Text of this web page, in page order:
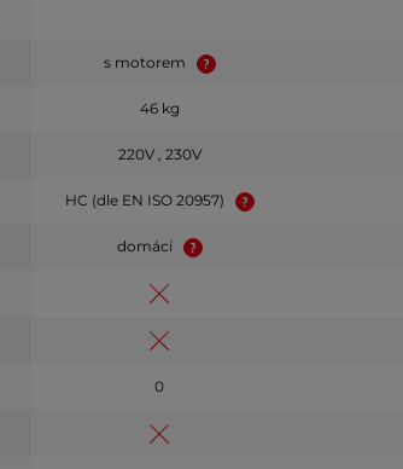
s motorem
46 kg
220V , 230V
HC (dle EN ISO 20957)
domácí
0